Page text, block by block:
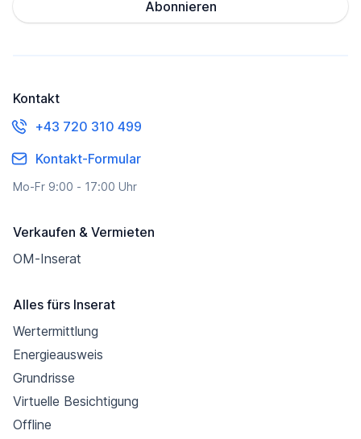
Abonnieren
Kontakt
+43 720 310 499
Kontakt-Formular
Mo-Fr 9:00 - 17:00 Uhr
Verkaufen & Vermieten
OM-Inserat
Alles fürs Inserat
Wertermittlung
Energieausweis
Grundrisse
Virtuelle Besichtigung
Offline